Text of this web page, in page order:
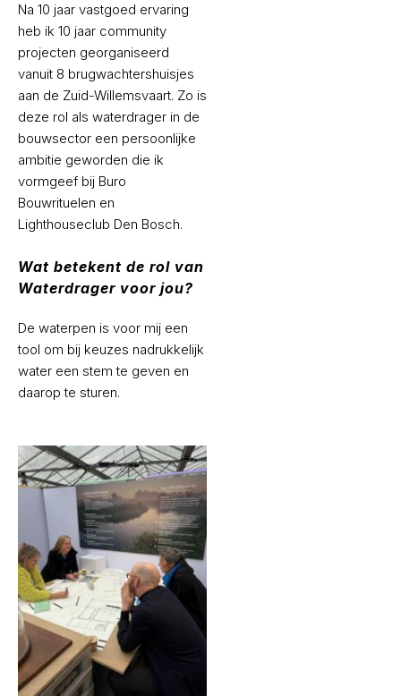
Na 10 jaar vastgoed ervaring
heb ik 10 jaar community
projecten georganiseerd
vanuit 8 brugwachtershuisjes
aan de Zuid-Willemsvaart. Zo is
deze rol als waterdrager in de
bouwsector een persoonlijke
ambitie geworden die ik
vormgeef bij Buro
Bouwrituelen en
Lighthouseclub Den Bosch.
Wat betekent de rol van
Waterdrager voor jou?
De waterpen is voor mij een
tool om bij keuzes nadrukkelijk
water een stem te geven en
daarop te sturen.